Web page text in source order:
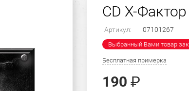
CD X-
Артикул: 07101267
Выбранный Вами товар
Бесплатная примерка
190 ₽